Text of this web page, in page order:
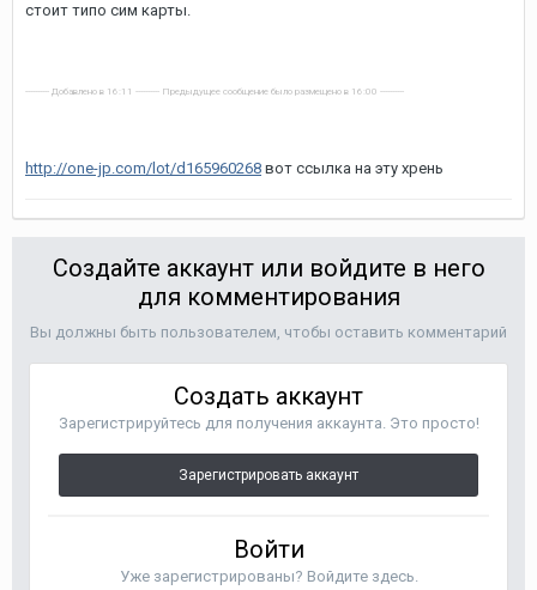
стоит типо сим карты.
---------- Добавлено в 16:11 ---------- Предыдущее сообщение было размещено в 16:00 ----------
http://one-jp.com/lot/d165960268 вот ссылка на эту хрень
Создайте аккаунт или войдите в него
для комментирования
Вы должны быть пользователем, чтобы оставить комментарий
Создать аккаунт
Зарегистрируйтесь для получения аккаунта. Это просто!
Зарегистрировать аккаунт
Войти
Уже зарегистрированы? Войдите здесь.